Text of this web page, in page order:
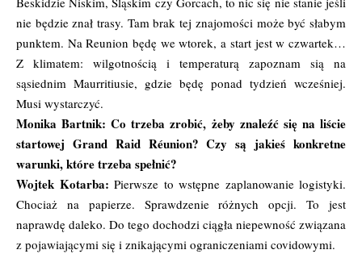
nie będzie znał trasy. Tam brak tej znajomości może być słabym
punktem. Na Reunion będę we wtorek, a start jest w czwartek…
Z klimatem: wilgotnością i temperaturą zapoznam sią na
sąsiednim Maurritiusie, gdzie będę ponad tydzień wcześniej.
Musi wystarczyć.
Monika Bartnik: Co trzeba zrobić, żeby znaleźć się na liście
startowej Grand Raid Réunion? Czy są jakieś konkretne
warunki, które trzeba spełnić?
Wojtek Kotarba: Pierwsze to wstępne zaplanowanie logistyki.
Chociaż na papierze. Sprawdzenie różnych opcji. To jest
naprawdę daleko. Do tego dochodzi ciągła niepewność związana
z pojawiającymi się i znikającymi ograniczeniami covidowymi.